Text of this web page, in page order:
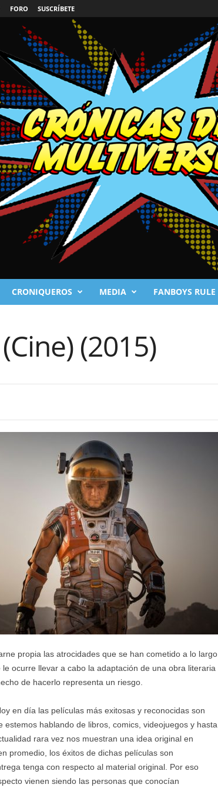
FORO SUSCRÍBETE
CRONIQUEROS MEDIA FANBOYS RULE
(2015)
propia las atrocidades que se han cometido a lo largo
ocurre llevar a cabo la adaptación de una obra literaria
de hacerlo representa un riesgo.
en día las películas más exitosas y reconocidas son
estemos hablando de libros, comics, videojuegos y hasta
rara vez nos muestran una idea original en
promedio, los éxitos de dichas películas son
tenga con respecto al material original. Por eso
vienen siendo las personas que conocían